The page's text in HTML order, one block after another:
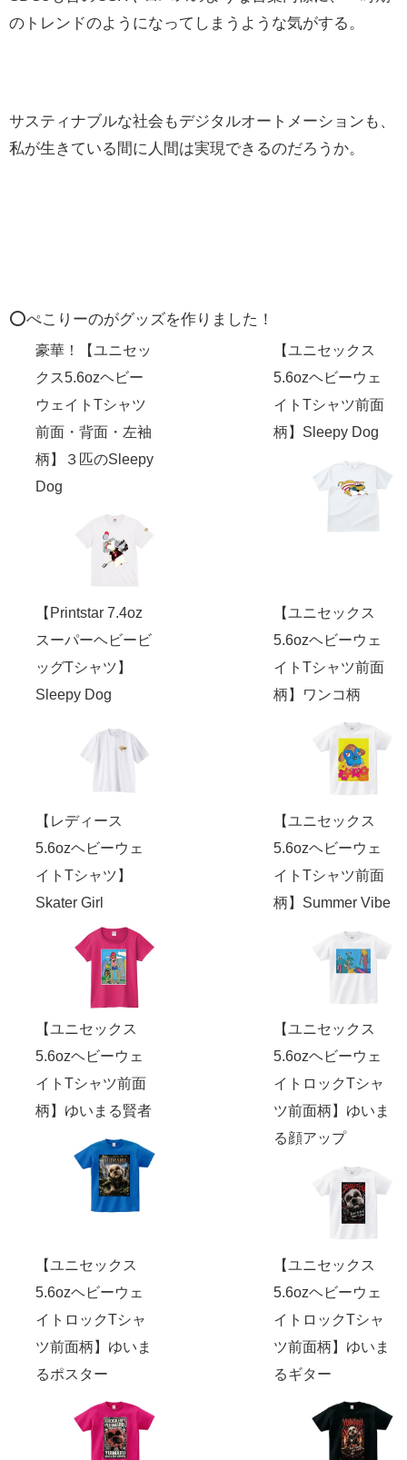
のトレンドのようになってしまうような気がする。
サスティナブルな社会もデジタルオートメーションも、
私が生きている間に人間は実現できるのだろうか。
⭕️ぺこりーのがグッズを作りました！
豪華！【ユニセッ
クス5.6ozヘビー
ウェイトTシャツ
前面・背面・左袖
柄】３匹のSleepy
Dog
【ユニセックス
5.6ozヘビーウェ
イトTシャツ前面
柄】Sleepy Dog
【Printstar 7.4oz
スーパーヘビービ
ッグTシャツ】
Sleepy Dog
【ユニセックス
5.6ozヘビーウェ
イトTシャツ前面
柄】ワンコ柄
【レディース
5.6ozヘビーウェ
イトTシャツ】
Skater Girl
【ユニセックス
5.6ozヘビーウェ
イトTシャツ前面
柄】Summer Vibe
【ユニセックス
5.6ozヘビーウェ
イトTシャツ前面
柄】ゆいまる賢者
【ユニセックス
5.6ozヘビーウェ
イトロックTシャ
ツ前面柄】ゆいま
る顔アップ
【ユニセックス
5.6ozヘビーウェ
イトロックTシャ
ツ前面柄】ゆいま
るポスター
【ユニセックス
5.6ozヘビーウェ
イトロックTシャ
ツ前面柄】ゆいま
るギター